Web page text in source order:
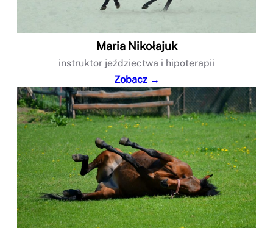
Maria Nikołajuk
instruktor jeździectwa i hipoterapii
Zobacz →